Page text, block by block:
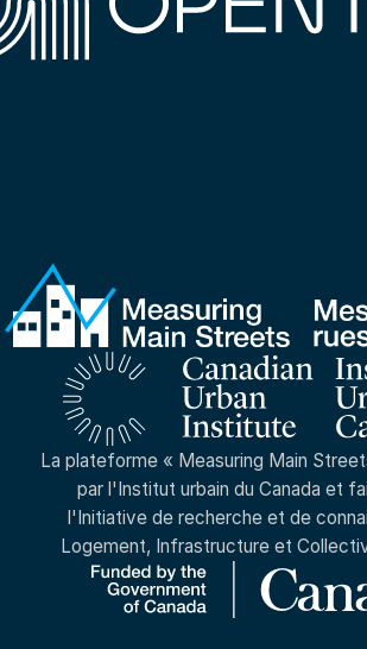
La plateforme « Measuring Main
par l'Institut urbain du Canada et
l'Initiative de recherche et de
Logement, Infrastructure et